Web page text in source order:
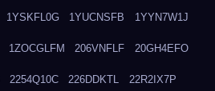
1YSKFL0G 1YUCNSFB 1YYN7W1J
1ZOCGLFM 206VNFLF 20GH4EFO
2254Q10C 226DDKTL 22R2IX7P